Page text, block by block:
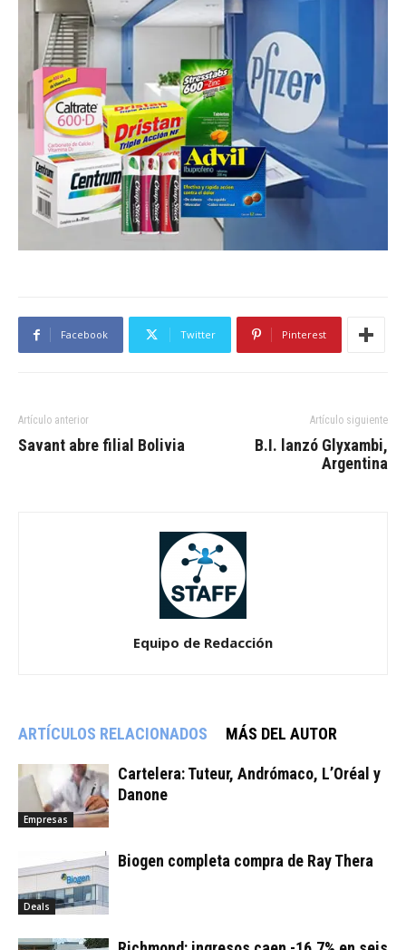
Facebook Twitter Pinterest
Artículo anterior
Savant abre filial Bolivia
Artículo siguiente
B.I. lanzó Glyxambi,
Argentina
Equipo de Redacción
ARTÍCULOS RELACIONADOS MÁS DEL AUTOR
Empresas
Cartelera: Tuteur, Andrómaco, L’Oréal y
Danone
Deals
Biogen completa compra de Ray Thera